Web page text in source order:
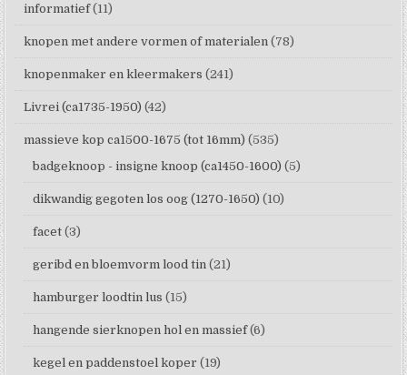
informatief (11)
knopen met andere vormen of materialen (78)
knopenmaker en kleermakers (241)
Livrei (ca1735-1950) (42)
massieve kop ca1500-1675 (tot 16mm) (535)
badgeknoop - insigne knoop (ca1450-1600) (5)
dikwandig gegoten los oog (1270-1650) (10)
facet (3)
geribd en bloemvorm lood tin (21)
hamburger loodtin lus (15)
hangende sierknopen hol en massief (6)
kegel en paddenstoel koper (19)